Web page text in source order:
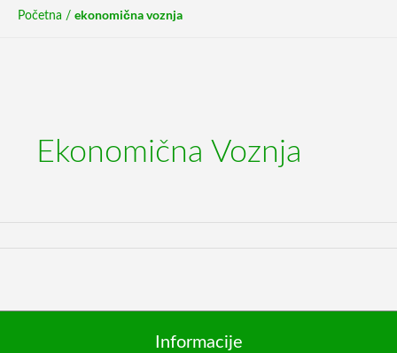
Početna / ekonomična voznja
Ekonomična Voznja
Informacije